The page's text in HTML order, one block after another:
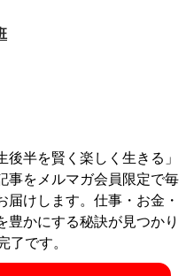
後半を賢く楽しく生きる」
事をメルマガ会員限定で毎
届けします。仕事・お金・
かにする秘訣が見つかり
了です。